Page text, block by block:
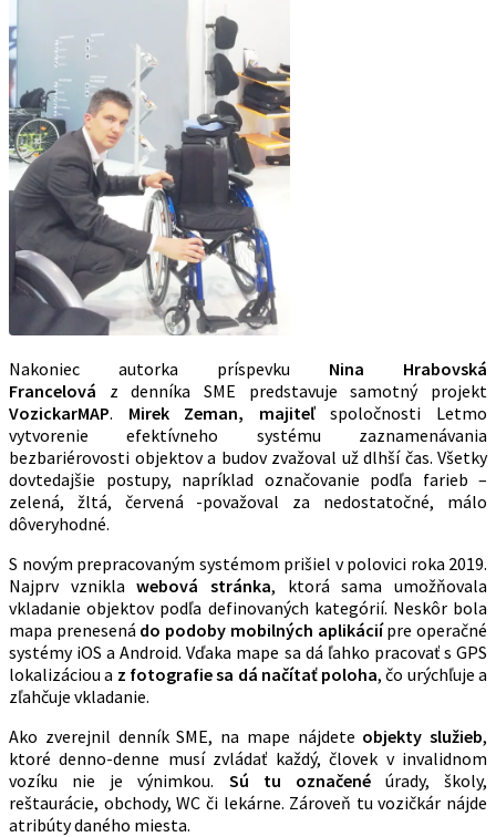
Nakoniec autorka príspevku Nina Hrabovská
Francelová
z denníka SME predstavuje samotný projekt
VozickarMAP. Mirek Zeman, majiteľspoločnosti Letmo
vytvorenie efektívneho systému zaznamenávania
bezbariérovosti objektov a budov zvažoval už dlhší čas. Všetky
dovtedajšie postupy, napríklad označovanie podľa farieb –
zelená, žltá, červená -považoval za nedostatočné, málo
dôveryhodné.
S novým prepracovaným systémom prišiel v polovici roka 2019.
Najprv vzniklawebová stránka, ktorá sama umožňovala
vkladanie objektov podľa definovaných kategórií. Neskôr bola
mapa prenesená do podoby mobilných aplikáciípre operačné
systémy iOS a Android. Vďaka mape sa dá ľahko pracovať s GPS
lokalizáciou a z fotografie sa dá načítať poloha, čo urýchľuje a
zľahčuje vkladanie.
Ako zverejnil denník SME, na mape nájdete objekty služieb,
ktoré denno-denne musí zvládať každý, človek v invalidnom
vozíku nie je výnimkou. Sú tu označenéúrady, školy,
reštaurácie, obchody, WC či lekárne. Zároveň tu vozičkár nájde
atribúty daného miesta.